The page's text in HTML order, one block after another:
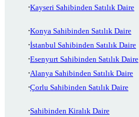
Kayseri Sahibinden Satılık Daire
Konya Sahibinden Satılık Daire
İstanbul Sahibinden Satılık Daire
Esenyurt Sahibinden Satılık Daire
Alanya Sahibinden Satılık Daire
Çorlu Sahibinden Satılık Daire
Sahibinden Kiralık Daire